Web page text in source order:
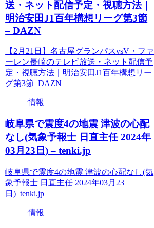
送・ネット配信予定・視聴方法｜
明治安田J1百年構想リーグ第3節
– DAZN
【2月21日】名古屋グランパスvsV・ファ
ーレン長崎のテレビ放送・ネット配信予
定・視聴方法｜明治安田J1百年構想リー
グ第3節 DAZN
情報
岐阜県で震度4の地震 津波の心配
なし(気象予報士 日直主任 2024年
03月23日) – tenki.jp
岐阜県で震度4の地震 津波の心配なし(気
象予報士 日直主任 2024年03月23
日) tenki.jp
情報